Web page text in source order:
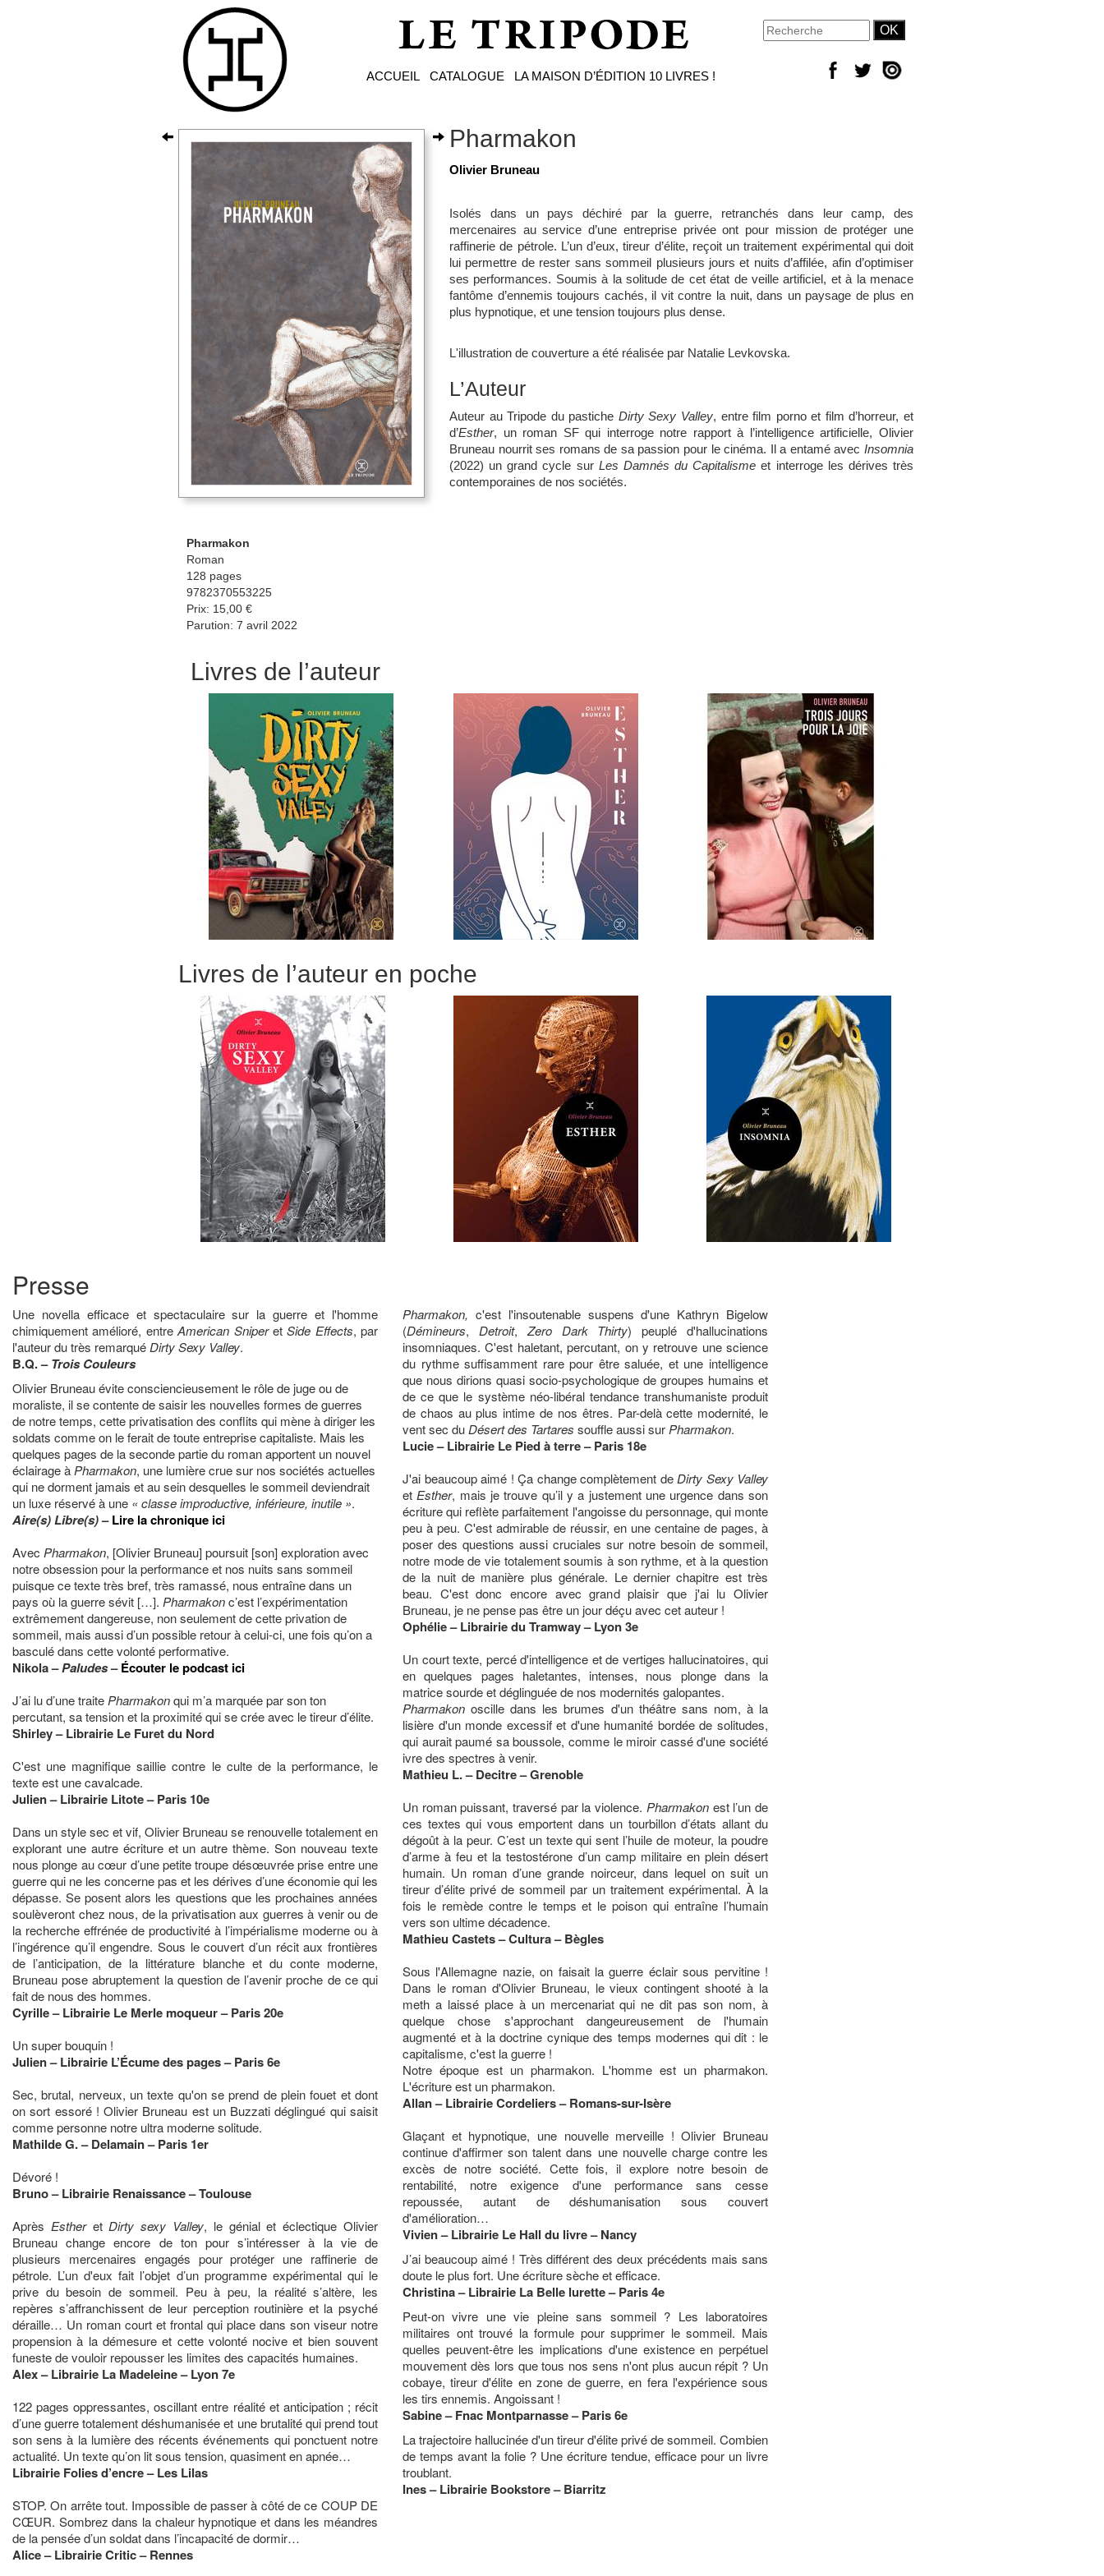
ACCUEIL CATALOGUE LA MAISON D’ÉDITION 10 LIVRES !
Pharmakon
Roman
128 pages
9782370553225
Prix: 15,00 €
Parution: 7 avril 2022
Pharmakon
Olivier Bruneau
Isolés dans un pays déchiré par la guerre, retranchés dans leur camp, des
mercenaires au service d’une entreprise privée ont pour mission de protéger une
raffinerie de pétrole. L’un d’eux, tireur d’élite, reçoit un traitement expérimental qui doit
lui permettre de rester sans sommeil plusieurs jours et nuits d’affilée, afin d’optimiser
ses performances. Soumis à la solitude de cet état de veille artificiel, et à la menace
fantôme d’ennemis toujours cachés, il vit contre la nuit, dans un paysage de plus en
plus hypnotique, et une tension toujours plus dense.
L'illustration de couverture a été réalisée par Natalie Levkovska.
L’Auteur
Auteur au Tripode du pastiche Dirty Sexy Valley, entre film porno et film d’horreur, et
d’Esther, un roman SF qui interroge notre rapport à l’intelligence artificielle, Olivier
Bruneau nourrit ses romans de sa passion pour le cinéma. Il a entamé avec Insomnia
(2022) un grand cycle sur Les Damnés du Capitalisme et interroge les dérives très
contemporaines de nos sociétés.
Livres de l’auteur
Livres de l’auteur en poche
Presse
Une novella efficace et spectaculaire sur la guerre et l'homme
chimiquement amélioré, entreAmerican SniperetSide Effects, par
l'auteur du très remarqué Dirty Sexy Valley.
B.Q. –Trois Couleurs
Olivier Bruneau évite consciencieusement le rôle de juge ou de
moraliste, il se contente de saisir les nouvelles formes de guerres
de notre temps, cette privatisation des conflits qui mène à diriger les
soldats comme on le ferait de toute entreprise capitaliste. Mais les
quelques pages de la seconde partie du roman apportent un nouvel
éclairage à Pharmakon, une lumière crue sur nos sociétés actuelles
qui ne dorment jamais et au sein desquelles le sommeil deviendrait
un luxe réservé à une « classe improductive, inférieure, inutile ».
Aire(s) Libre(s)–Lire la chronique ici
Avec Pharmakon, [Olivier Bruneau] poursuit [son] exploration avec
notre obsession pour la performance et nos nuits sans sommeil
puisque ce texte très bref, très ramassé, nous entraîne dans un
pays où la guerre sévit […]. Pharmakonc’est l’expérimentation
extrêmement dangereuse, non seulement de cette privation de
sommeil, mais aussi d’un possible retour à celui-ci, une fois qu’on a
basculé dans cette volonté performative.
Nikola –Paludes– Écouter le podcast ici
J’ai lu d’une traite Pharmakonqui m’a marquée par son ton
percutant, sa tension et la proximité qui se crée avec le tireur d’élite.
Shirley – Librairie Le Furet du Nord
C'est une magnifique saillie contre le culte de la performance, le
texte est une cavalcade.
Julien – Librairie Litote – Paris 10e
Dans un style sec et vif, Olivier Bruneau se renouvelle totalement en
explorant une autre écriture et un autre thème. Son nouveau texte
nous plonge au cœur d’une petite troupe désœuvrée prise entre une
guerre qui ne les concerne pas et les dérives d’une économie qui les
dépasse. Se posent alors les questions que les prochaines années
soulèveront chez nous, de la privatisation aux guerres à venir ou de
la recherche effrénée de productivité à l’impérialisme moderne ou à
l’ingérence qu’il engendre. Sous le couvert d’un récit aux frontières
de l’anticipation, de la littérature blanche et du conte moderne,
Bruneau pose abruptement la question de l’avenir proche de ce qui
fait de nous des hommes.
Cyrille – Librairie Le Merle moqueur – Paris 20e
Un super bouquin !
Julien – Librairie L’Écume des pages – Paris 6e
Sec, brutal, nerveux, un texte qu'on se prend de plein fouet et dont
on sort essoré ! Olivier Bruneau est un Buzzati déglingué qui saisit
comme personne notre ultra moderne solitude.
Mathilde G. – Delamain – Paris 1er
Dévoré !
Bruno – Librairie Renaissance – Toulouse
Après Estheret Dirty sexy Valley, le génial et éclectique Olivier
Bruneau change encore de ton pour s’intéresser à la vie de
plusieurs mercenaires engagés pour protéger une raffinerie de
pétrole. L’un d'eux fait l’objet d’un programme expérimental qui le
prive du besoin de sommeil. Peu à peu, la réalité s’altère, les
repères s’affranchissent de leur perception routinière et la psyché
déraille… Un roman court et frontal qui place dans son viseur notre
propension à la démesure et cette volonté nocive et bien souvent
funeste de vouloir repousser les limites des capacités humaines.
Alex – Librairie La Madeleine – Lyon 7e
122 pages oppressantes, oscillant entre réalité et anticipation ; récit
d’une guerre totalement déshumanisée et une brutalité qui prend tout
son sens à la lumière des récents événements qui ponctuent notre
actualité. Un texte qu’on lit sous tension, quasiment en apnée…
Librairie Folies d’encre – Les Lilas
STOP. On arrête tout. Impossible de passer à côté de ce COUP DE
CŒUR. Sombrez dans la chaleur hypnotique et dans les méandres
de la pensée d’un soldat dans l’incapacité de dormir…
Alice – Librairie Critic – Rennes
Pharmakon, c'est l'insoutenable suspens d'une Kathryn Bigelow
(Démineurs, Detroit, Zero Dark Thirty) peuplé d'hallucinations
insomniaques. C'est haletant, percutant, on y retrouve une science
du rythme suffisamment rare pour être saluée, et une intelligence
que nous dirions quasi socio-psychologique de groupes humains et
de ce que le système néo-libéral tendance transhumaniste produit
de chaos au plus intime de nos êtres. Par-delà cette modernité, le
vent sec du Désert des Tartares souffle aussi sur Pharmakon.
Lucie – Librairie Le Pied à terre – Paris 18e
J'ai beaucoup aimé ! Ça change complètement de Dirty Sexy Valley
et Esther, mais je trouve qu’il y a justement une urgence dans son
écriture qui reflète parfaitement l'angoisse du personnage, qui monte
peu à peu. C'est admirable de réussir, en une centaine de pages, à
poser des questions aussi cruciales sur notre besoin de sommeil,
notre mode de vie totalement soumis à son rythme, et à la question
de la nuit de manière plus générale. Le dernier chapitre est très
beau. C'est donc encore avec grand plaisir que j'ai lu Olivier
Bruneau, je ne pense pas être un jour déçu avec cet auteur !
Ophélie – Librairie du Tramway – Lyon 3e
Un court texte, percé d'intelligence et de vertiges hallucinatoires, qui
en quelques pages haletantes, intenses, nous plonge dans la
matrice sourde et déglinguée de nos modernités galopantes.
Pharmakon oscille dans les brumes d'un théâtre sans nom, à la
lisière d'un monde excessif et d'une humanité bordée de solitudes,
qui aurait paumé sa boussole, comme le miroir cassé d'une société
ivre des spectres à venir.
Mathieu L. – Decitre – Grenoble
Un roman puissant, traversé par la violence. Pharmakonest l’un de
ces textes qui vous emportent dans un tourbillon d’états allant du
dégoût à la peur. C’est un texte qui sent l’huile de moteur, la poudre
d’arme à feu et la testostérone d’un camp militaire en plein désert
humain. Un roman d’une grande noirceur, dans lequel on suit un
tireur d’élite privé de sommeil par un traitement expérimental. À la
fois le remède contre le temps et le poison qui entraîne l’humain
vers son ultime décadence.
Mathieu Castets – Cultura – Bègles
Sous l'Allemagne nazie, on faisait la guerre éclair sous pervitine !
Dans le roman d'Olivier Bruneau, le vieux contingent shooté à la
meth a laissé place à un mercenariat qui ne dit pas son nom, à
quelque chose s'approchant dangeureusement de l'humain
augmenté et à la doctrine cynique des temps modernes qui dit : le
capitalisme, c'est la guerre !
Notre époque est un pharmakon. L'homme est un pharmakon.
L'écriture est un pharmakon.
Allan – Librairie Cordeliers – Romans-sur-Isère
Glaçant et hypnotique, une nouvelle merveille ! Olivier Bruneau
continue d'affirmer son talent dans une nouvelle charge contre les
excès de notre société. Cette fois, il explore notre besoin de
rentabilité, notre exigence d'une performance sans cesse
repoussée, autant de déshumanisation sous couvert
d'amélioration…
Vivien – Librairie Le Hall du livre – Nancy
J’ai beaucoup aimé ! Très différent des deux précédents mais sans
doute le plus fort. Une écriture sèche et efficace.
Christina – Librairie La Belle lurette – Paris 4e
Peut-on vivre une vie pleine sans sommeil ? Les laboratoires
militaires ont trouvé la formule pour supprimer le sommeil. Mais
quelles peuvent-être les implications d'une existence en perpétuel
mouvement dès lors que tous nos sens n'ont plus aucun répit ? Un
cobaye, tireur d'élite en zone de guerre, en fera l'expérience sous
les tirs ennemis. Angoissant !
Sabine – Fnac Montparnasse – Paris 6e
La trajectoire hallucinée d'un tireur d'élite privé de sommeil. Combien
de temps avant la folie ? Une écriture tendue, efficace pour un livre
troublant.
Ines – Librairie Bookstore – Biarritz